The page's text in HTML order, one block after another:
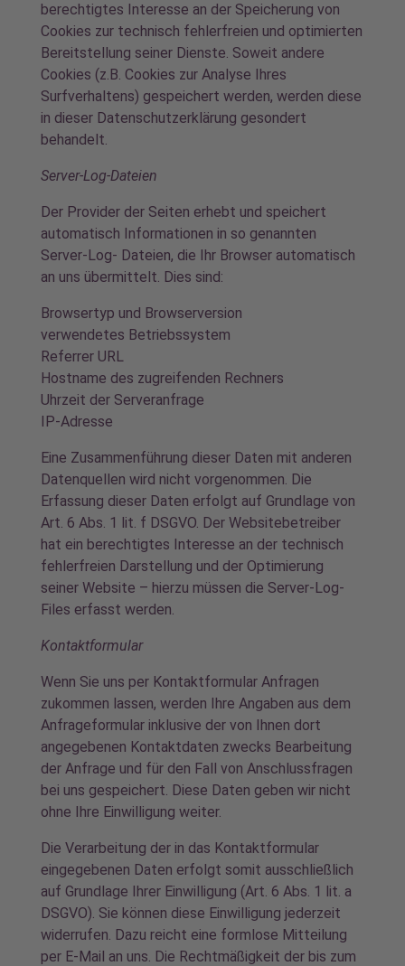
berechtigtes Interesse an der Speicherung von
Cookies zur technisch fehlerfreien und optimierten
Bereitstellung seiner Dienste. Soweit andere
Cookies (z.B. Cookies zur Analyse Ihres
Surfverhaltens) gespeichert werden, werden diese
in dieser Datenschutzerklärung gesondert
behandelt.
Server-Log-Dateien
Der Provider der Seiten erhebt und speichert
automatisch Informationen in so genannten
Server-Log- Dateien, die Ihr Browser automatisch
an uns übermittelt. Dies sind:
Browsertyp und Browserversion
verwendetes Betriebssystem
Referrer URL
Hostname des zugreifenden Rechners
Uhrzeit der Serveranfrage
IP-Adresse
Eine Zusammenführung dieser Daten mit anderen
Datenquellen wird nicht vorgenommen. Die
Erfassung dieser Daten erfolgt auf Grundlage von
Art. 6 Abs. 1 lit. f DSGVO. Der Websitebetreiber
hat ein berechtigtes Interesse an der technisch
fehlerfreien Darstellung und der Optimierung
seiner Website – hierzu müssen die Server-Log-
Files erfasst werden.
Kontaktformular
Wenn Sie uns per Kontaktformular Anfragen
zukommen lassen, werden Ihre Angaben aus dem
Anfrageformular inklusive der von Ihnen dort
angegebenen Kontaktdaten zwecks Bearbeitung
der Anfrage und für den Fall von Anschlussfragen
bei uns gespeichert. Diese Daten geben wir nicht
ohne Ihre Einwilligung weiter.
Die Verarbeitung der in das Kontaktformular
eingegebenen Daten erfolgt somit ausschließlich
auf Grundlage Ihrer Einwilligung (Art. 6 Abs. 1 lit. a
DSGVO). Sie können diese Einwilligung jederzeit
widerrufen. Dazu reicht eine formlose Mitteilung
per E-Mail an uns. Die Rechtmäßigkeit der bis zum